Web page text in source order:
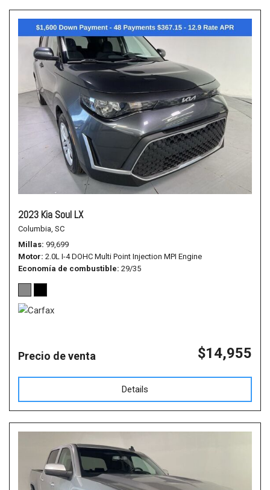
2023 Kia Soul LX
Columbia, SC
Millas 99,699
Motor 2.0L I-4 DOHC Multi Point Injection MPI Engine
Economía de combustible 29/35
Precio de venta $14,955
Details